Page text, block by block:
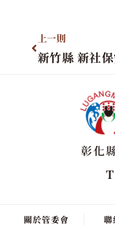
上一則
新竹縣 新社
彰化
關於管委會 聯